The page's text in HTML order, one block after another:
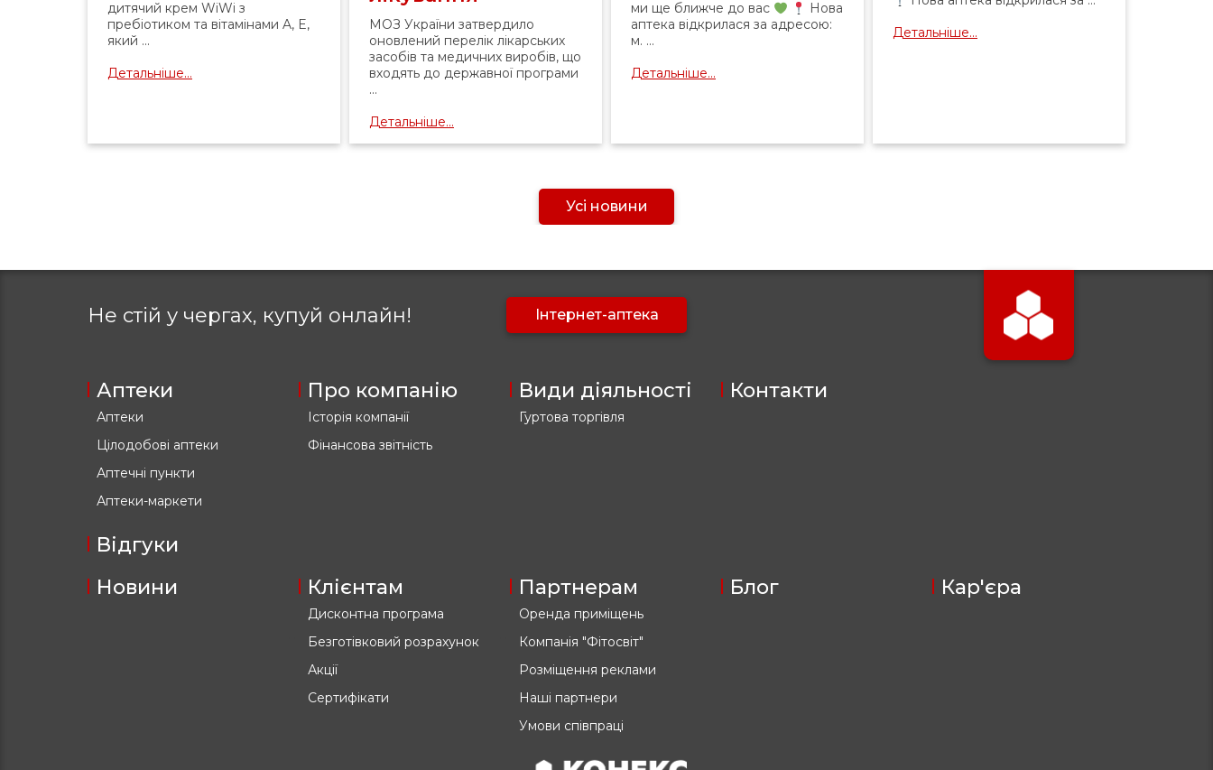
дитячий крем WiWi з
пребіотиком та вітамінами A, E,
який ...
Детальніше...
МОЗ України затвердило
оновлений перелік лікарських
засобів та медичних виробів, що
входять до державної програми
...
Детальніше...
ми ще ближче до вас
Нова
аптека відкрилася за адресою:
м. ...
Детальніше...
Детальніше...
Усі новини
Не стій у чергах, купуй онлайн! Інтернет-аптека
Аптеки
Аптеки
Цілодобові аптеки
Аптечні пункти
Аптеки-маркети
Про компанію
Історія компанії
Фінансова звітність
Види діяльності
Гуртова торгівля
Контакти
Відгуки
Новини
Клієнтам
Дисконтна програма
Безготівковий розрахунок
Акції
Сертифікати
Партнерам
Оренда приміщень
Компанія "Фітосвіт"
Розміщення реклами
Наші партнери
Умови співпраці
Блог Кар'єра